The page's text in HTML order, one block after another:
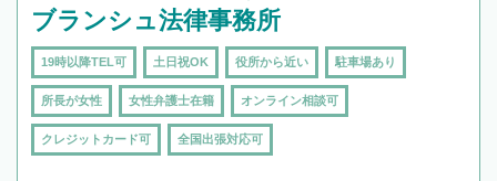
ブランシュ法律事務所
19時以降TEL可 土日祝OK 役所から近い 駐車場あり
所長が女性 女性弁護士在籍 オンライン相談可
クレジットカード可 全国出張対応可